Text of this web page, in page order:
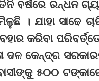
ବର୍ଷରେ ରନ୍ଧନ
। ଯାହା ସାଢେ
କରିବା
ଦଳ କେନ୍ଦ୍ର
୫୦୦